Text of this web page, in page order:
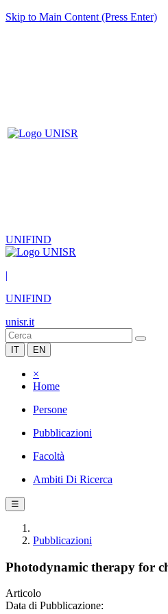
Skip to Main Content (Press Enter)
UNIFIND
|
UNIFIND
unisr.it
IT EN
×
Home
Persone
Pubblicazioni
Facoltà
Ambiti Di Ricerca
☰
Pubblicazioni
Photodynamic therapy for
Articolo
Data di Pubblicazione: